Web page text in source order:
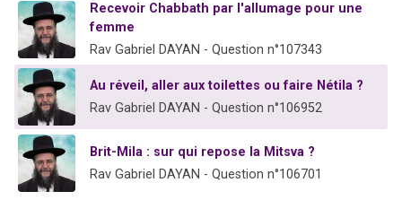
Recevoir Chabbath par l'allumage pour une
femme
Rav Gabriel DAYAN - Question n°107343
Au réveil, aller aux toilettes ou faire Nétila ?
Rav Gabriel DAYAN - Question n°106952
Brit-Mila : sur qui repose la Mitsva ?
Rav Gabriel DAYAN - Question n°106701